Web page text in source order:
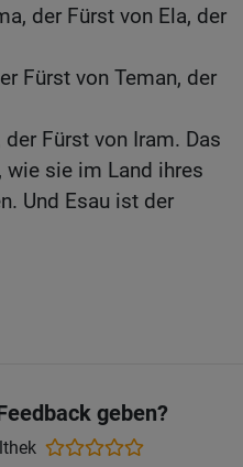
der Fürst von Ela, der
Fürst von Teman, der
Fürst von Iram. Das
sie im Land ihres
Und Esau ist der
geben?